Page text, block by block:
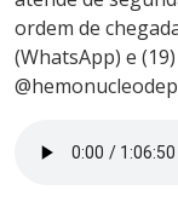
ordem de
(WhatsApp) e